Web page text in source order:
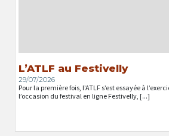
L’ATLF au Festivelly
29/07/2026
Pour la première fois, l’ATLF s’est essayée à
l’occasion du festival en ligne Festivelly, [...]